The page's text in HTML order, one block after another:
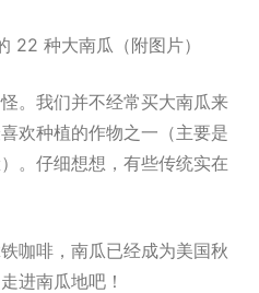
。我们并不经常买大南瓜来
欢种植的作物之一（主要是
。仔细想想，有些传统实在
咖啡，南瓜已经成为美国秋
进南瓜地吧！